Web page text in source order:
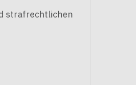
strafrechtlichen